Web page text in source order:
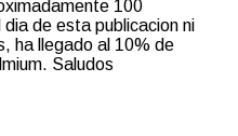
100
de esta publicacion ni
ha llegado al 10% de
Saludos